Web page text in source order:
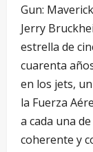
Gun:
Jerry
estrella de
cuarenta
en los jets,
la Fuerza
a cada una
coherente y